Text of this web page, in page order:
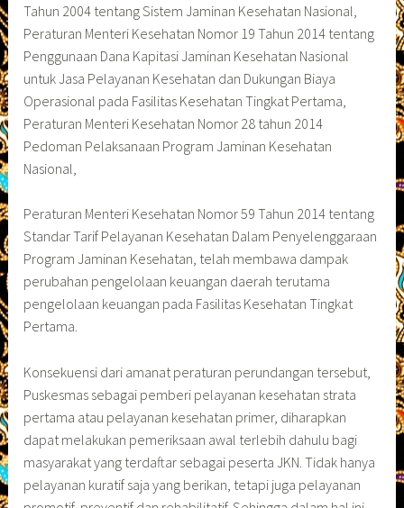
Tahun 2004 tentang Sistem Jaminan Kesehatan Nasional,
Peraturan Menteri Kesehatan Nomor 19 Tahun 2014 tentang
Penggunaan Dana Kapitasi Jaminan Kesehatan Nasional
untuk Jasa Pelayanan Kesehatan dan Dukungan Biaya
Operasional pada Fasilitas Kesehatan Tingkat Pertama,
Peraturan Menteri Kesehatan Nomor 28 tahun 2014
Pedoman Pelaksanaan Program Jaminan Kesehatan
Nasional,
Peraturan Menteri Kesehatan Nomor 59 Tahun 2014 tentang
Standar Tarif Pelayanan Kesehatan Dalam Penyelenggaraan
Program Jaminan Kesehatan, telah membawa dampak
perubahan pengelolaan keuangan daerah terutama
pengelolaan keuangan pada Fasilitas Kesehatan Tingkat
Pertama.
Konsekuensi dari amanat peraturan perundangan tersebut,
Puskesmas sebagai pemberi pelayanan kesehatan strata
pertama atau pelayanan kesehatan primer, diharapkan
dapat melakukan pemeriksaan awal terlebih dahulu bagi
masyarakat yang terdaftar sebagai peserta JKN. Tidak hanya
pelayanan kuratif saja yang berikan, tetapi juga pelayanan